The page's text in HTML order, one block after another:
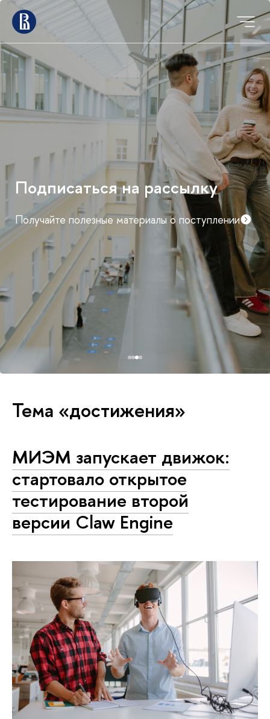
Подписаться на рассылку
Получайте полезные материалы о поступлении
Тема «достижения»
МИЭМ запускает движок:
стартовало открытое
тестирование второй
версии Claw Engine